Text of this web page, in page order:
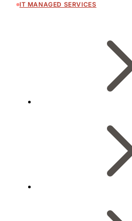
IT MANAGED SERVICES